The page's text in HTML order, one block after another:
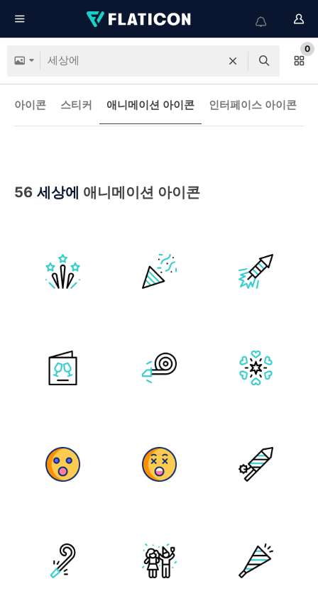
0
아이콘 스티커 애니메이션 아이콘 인터페이스 아이콘
56 세상에 애니메이션 아이콘